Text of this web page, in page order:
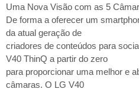
Uma Nova Visão com as 5
De forma a oferecer um
da atual geração de
criadores de conteúdos para
V40 ThinQ a partir do zero
para proporcionar uma melhor e
câmaras. O LG V40